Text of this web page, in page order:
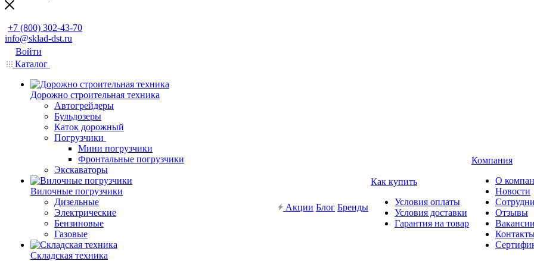
+7 (800) 302-43-70
info@sklad-dst.ru
Войти
Каталог
Дорожно строительная техника
Автогрейдеры
Бульдозеры
Каток дорожный
Погрузчики
Мини погрузчики
Фронтальные погрузчики
Экскаваторы
Вилочные погрузчики
Дизельные
Электрические
Бензиновые
Газовые
Складская техника
Акции Блог Бренды
Как купить
Условия оплаты
Условия доставки
Гарантия на товар
Компания
О
Новости
Отзывы